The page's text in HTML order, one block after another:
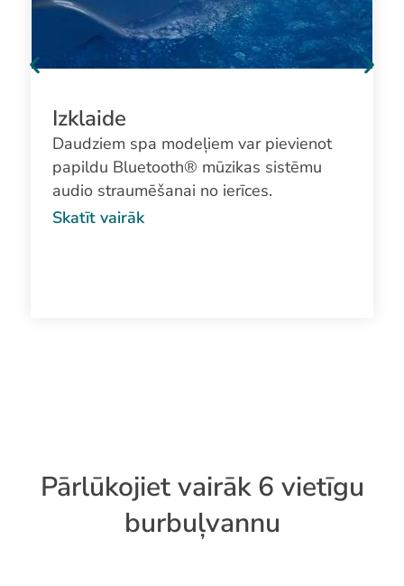
Izklaide
Daudziem spa modeļiem var pievienot
papildu Bluetooth® mūzikas sistēmu
audio straumēšanai no ierīces.
Skatīt vairāk
Pārlūkojiet vairāk 6 vietīgu
burbuļvannu